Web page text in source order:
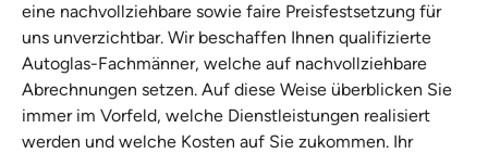
eine nachvollziehbare sowie faire Preisfestsetzung für
uns unverzichtbar. Wir beschaffen Ihnen qualifizierte
Autoglas-Fachmänner, welche auf nachvollziehbare
Abrechnungen setzen. Auf diese Weise überblicken Sie
immer im Vorfeld, welche Dienstleistungen realisiert
werden und welche Kosten auf Sie zukommen. Ihr